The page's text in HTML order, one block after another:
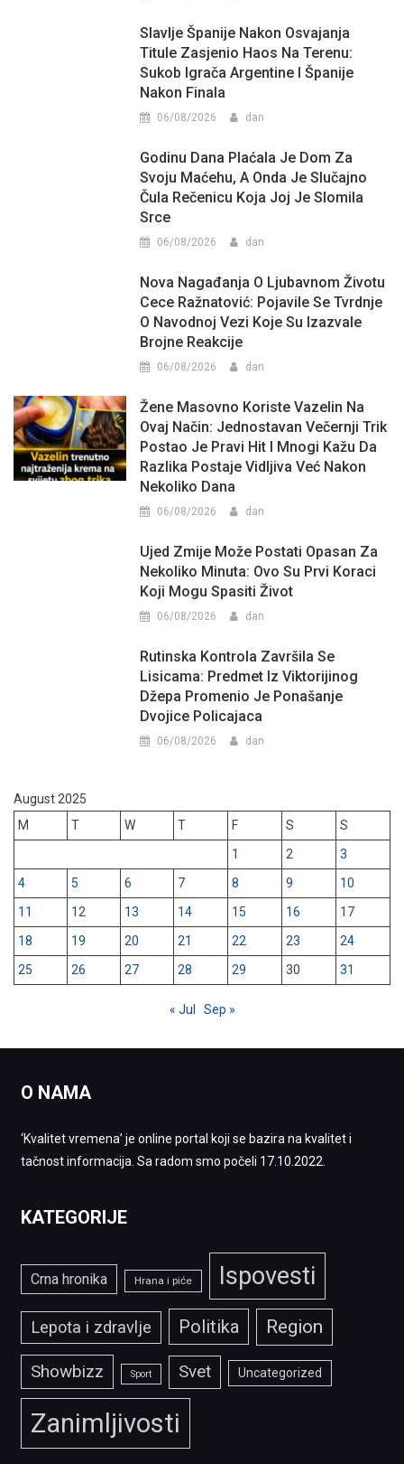
Slavlje Španije Nakon Osvajanja
Titule Zasjenio Haos Na Terenu:
Sukob Igrača Argentine I Španije
Nakon Finala
06/08/2026 dan
Godinu Dana Plaćala Je Dom Za
Svoju Maćehu, A Onda Je Slučajno
Čula Rečenicu Koja Joj Je Slomila
Srce
06/08/2026 dan
Nova Nagađanja O Ljubavnom Životu
Cece Ražnatović: Pojavile Se Tvrdnje
O Navodnoj Vezi Koje Su Izazvale
Brojne Reakcije
06/08/2026 dan
Žene Masovno Koriste Vazelin Na
Ovaj Način: Jednostavan Večernji Trik
Postao Je Pravi Hit I Mnogi Kažu Da
Razlika Postaje Vidljiva Već Nakon
Nekoliko Dana
06/08/2026 dan
Ujed Zmije Može Postati Opasan Za
Nekoliko Minuta: Ovo Su Prvi Koraci
Koji Mogu Spasiti Život
06/08/2026 dan
Rutinska Kontrola Završila Se
Lisicama: Predmet Iz Viktorijinog
Džepa Promenio Je Ponašanje
Dvojice Policajaca
06/08/2026 dan
August 2025
M
T W T F S
S
1
2
3
4
5 6 7 8 9
10
11
12 13 14 15 16
17
18
19 20 21 22 23
24
25
26 27 28 29 30 31
« Jul Sep »
O NAMA
‘Kvalitet vremena’ je online portal koji se bazira na kvalitet i
tačnost informacija. Sa radom smo počeli 17.10.2022.
KATEGORIJE
Crna hronika Hrana i piće Ispovesti
Lepota i zdravlje Politika Region
Showbizz Sport Svet Uncategorized
Zanimljivosti